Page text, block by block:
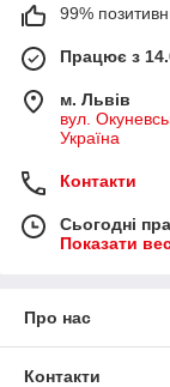
99%
Працює з
м. Львів
вул.
Україна
Контакти
Сьогодні
Показати
Про нас
Контакти